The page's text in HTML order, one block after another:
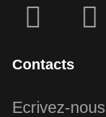
square
Contacts
Ecrivez-nous